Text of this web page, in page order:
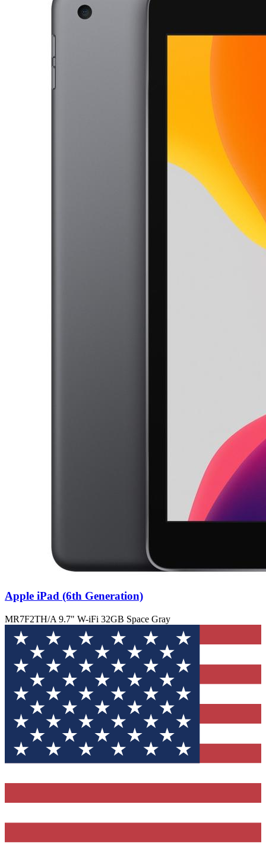
Apple iPad (6th Generation)
MR7F2TH/A 9.7" W-iFi 32GB Space Gray